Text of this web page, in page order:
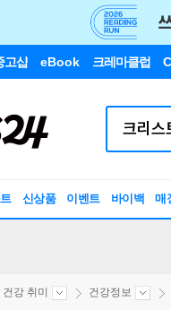
고샵 eBook 크레마클럽
신상품 이벤트 바이백 매
건강 취미 건강정보